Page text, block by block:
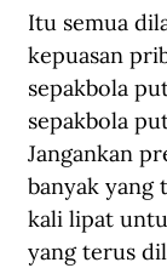
Itu semua
kepuasan
sepakbola
sepakbola
Jangankan
banyak yang
kali lipat
yang terus